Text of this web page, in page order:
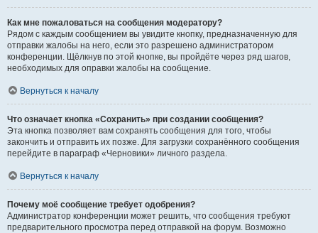
Как мне пожаловаться на сообщения модератору?
Рядом с каждым сообщением вы увидите кнопку, предназначенную для
отправки жалобы на него, если это разрешено администратором
конференции. Щёлкнув по этой кнопке, вы пройдёте через ряд шагов,
необходимых для оправки жалобы на сообщение.
Вернуться к началу
Что означает кнопка «Сохранить» при создании сообщения?
Эта кнопка позволяет вам сохранять сообщения для того, чтобы
закончить и отправить их позже. Для загрузки сохранённого сообщения
перейдите в параграф «Черновики» личного раздела.
Вернуться к началу
Почему моё сообщение требует одобрения?
Администратор конференции может решить, что сообщения требуют
предварительного просмотра перед отправкой на форум. Возможно